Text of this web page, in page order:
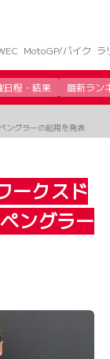
MotoGP/バイク ラ
日程・結果 最新ラン
ングラーの起用を発表
ークスド
ングラー